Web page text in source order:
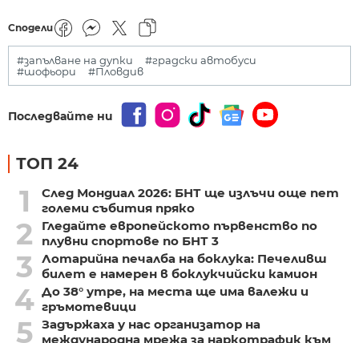
Сподели
#запълване на дупки
#градски автобуси
#шофьори
#Пловдив
Последвайте ни
ТОП 24
1
След Мондиал 2026: БНТ ще излъчи още пет
големи събития пряко
2
Гледайте европейското първенство по
плувни спортове по БНТ 3
3
Лотарийна печалба на боклука: Печеливш
билет е намерен в боклукчийски камион
4 До 38° утре, на места ще има валежи и
гръмотевици
5 Задържаха у нас организатор на
международна мрежа за наркотрафик към